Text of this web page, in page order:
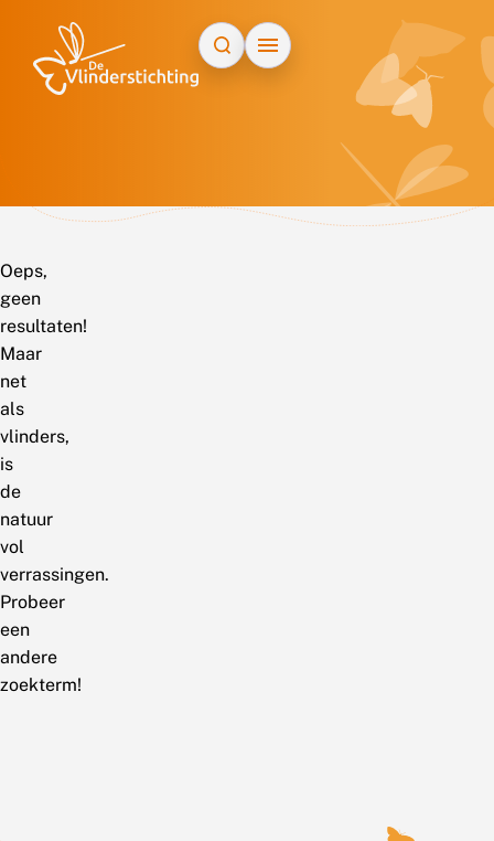
Oeps,
geen
resultaten!
Maar
net
als
vlinders,
is
de
natuur
vol
verrassingen.
Probeer
een
andere
zoekterm!